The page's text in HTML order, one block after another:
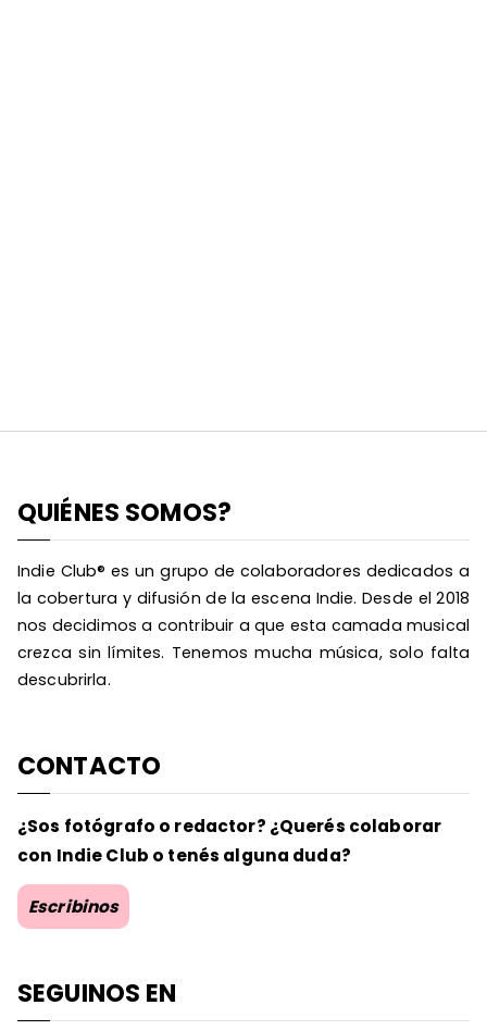
QUIÉNES SOMOS?
Indie Club® es un grupo de colaboradores dedicados a
la cobertura y difusión de la escena Indie. Desde el 2018
nos decidimos a contribuir a que esta camada musical
crezca sin límites. Tenemos mucha música, solo falta
descubrirla.
CONTACTO
¿Sos fotógrafo o redactor? ¿Querés colaborar
con Indie Club o tenés alguna duda?
Escribinos
SEGUINOS EN